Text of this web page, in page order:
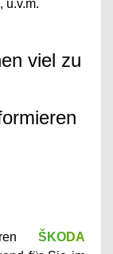
u.v.m.
viel zu
ŠKODA